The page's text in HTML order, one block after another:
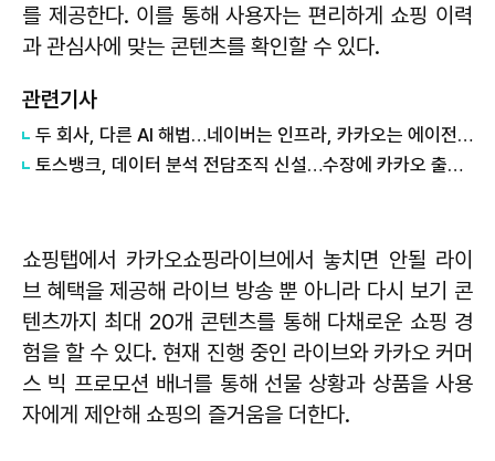
를 제공한다. 이를 통해 사용자는 편리하게 쇼핑 이력
과 관심사에 맞는 콘텐츠를 확인할 수 있다.
관련기사
두 회사, 다른 AI 해법…네이버는 인프라, 카카오는 에이전트
토스뱅크, 데이터 분석 전담조직 신설…수장에 카카오 출신 선임
쇼핑탭에서 카카오쇼핑라이브에서 놓치면 안될 라이
브 혜택을 제공해 라이브 방송 뿐 아니라 다시 보기 콘
텐츠까지 최대 20개 콘텐츠를 통해 다채로운 쇼핑 경
험을 할 수 있다. 현재 진행 중인 라이브와 카카오 커머
스 빅 프로모션 배너를 통해 선물 상황과 상품을 사용
자에게 제안해 쇼핑의 즐거움을 더한다.